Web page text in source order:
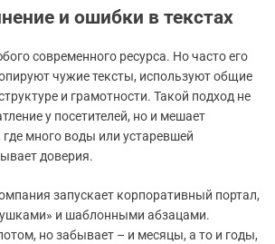
и ошибки в текстах
современного ресурса. Но часто его
чужие тексты, используют общие
и грамотности. Такой подход не
у посетителей, но и мешает
много воды или устаревшей
доверия.
запускает корпоративный портал,
и шаблонными абзацами.
но забывает – и месяцы, а то и годы,